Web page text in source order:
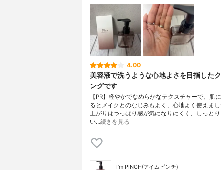
4.00
美容液で洗うような心地よさを目指した
ングです
【PR】軽やかでなめらかなテクスチャーで、肌
るとメイクとのなじみもよく、心地よく使えま
上がりはつっぱり感が気になりにくく、しっと
い…続きを見る
I’m PINCH(アイムピンチ)